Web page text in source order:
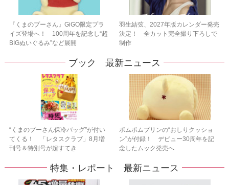
『くまのプーさん』GiGO限定プラ
イズ登場へ！ 100周年を記念し“超
BIGぬいぐるみ”など展開
羽生結弦、2027年版カレンダー発売
決定！ 全カット完全撮り下ろしで
制作
ブック 最新ニュース
“くまのプーさん保冷バッグ”が付い
てくる！ 「レタスクラブ」8月増
刊号＆特別号が超すてき
ポムポムプリンの“おしりクッショ
ン”が付録！ デビュー30周年を記
念したムック発売へ
特集・レポート 最新ニュース